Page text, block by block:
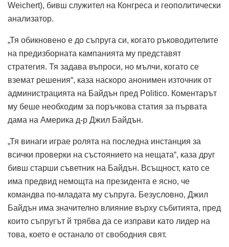
Weichert), бивш служител на Конгреса и геополитически
анализатор.
„Тя обикновено е до съпруга си, когато ръководителите
на предизборната кампанията му представят
стратегия. Тя задава въпроси, но мълчи, когато се
вземат решения“, каза наскоро анонимен източник от
администрацията на Байдън пред Politico. Коментарът
му беше необходим за поръчкова статия за първата
дама на Америка д-р Джил Байдън.
„Тя винаги играе ролята на последна инстанция за
всички проверки на състоянието на нещата“, ​​каза друг
бивш старши съветник на Байдън. Всъщност, като се
има предвид немощта на президента е ясно, че
командва по-младата му съпруга. Безусловно, Джил
Байдън има значително влияние върху събитията, пред
които съпругът й трябва да се изправи като лидер на
това, което е останало от свободния свят.